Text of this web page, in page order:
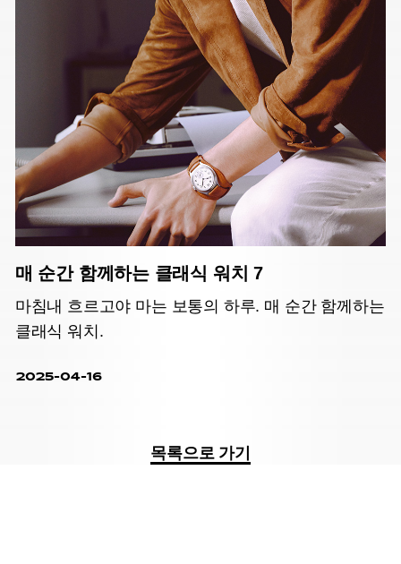
매 순간 함께하는 클래식 워치 7
마침내 흐르고야 마는 보통의 하루. 매 순간 함께하는
클래식 워치.
2025-04-16
목록으로 가기